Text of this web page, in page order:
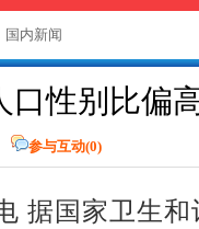
国内新闻
口性别比偏
参与互动(0)
据国家卫生